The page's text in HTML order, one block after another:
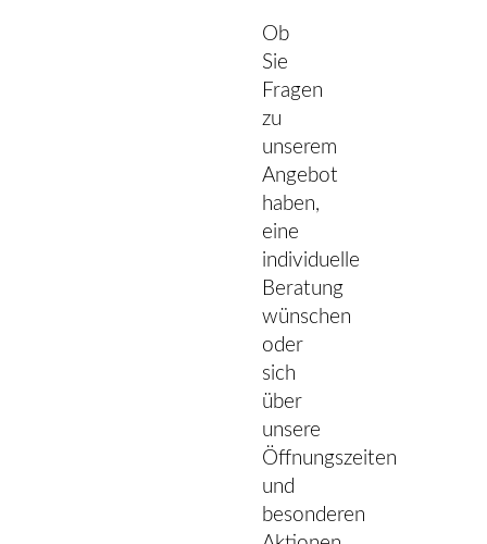
Ob
Sie
Fragen
zu
unserem
Angebot
haben,
eine
individuelle
Beratung
wünschen
oder
sich
über
unsere
Öffnungszeiten
und
besonderen